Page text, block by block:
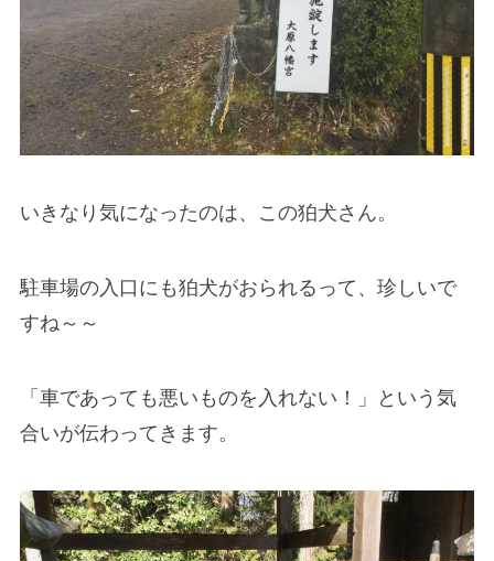
いきなり気になったのは、この狛犬さん。
駐車場の入口にも狛犬がおられるって、珍しいで
すね～～
「車であっても悪いものを入れない！」という気
合いが伝わってきます。